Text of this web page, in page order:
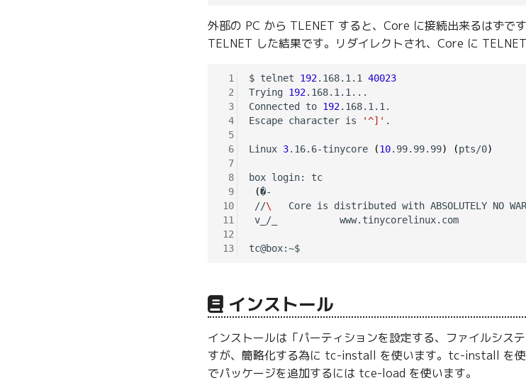
外部の PC から TLENET すると、Core に接続出来るはず
TELNET した結果です。リダイレクトされ、Core に TELNET
1
2
3
4
5
6
7
8
9
10
11
12
13
$ telnet 192.168.1.1 40023
Trying 192.168.1.1...
Connected to 192.168.1.1.
Escape character is
'^]' .
Linux 3.16.6-tinycore (10.99.99.99) (pts/0)
box login: tc
(�-
//\
Core is distributed with ABSOLUTELY NO
v_/_           www.tinycorelinux.com
tc@box:~$
インストール
インストールは「パーティションを設定する、ファイルシ
すが、簡略化する為に tc-install を使います。tc-install を使
でパッケージを追加するには tce-load を使います。